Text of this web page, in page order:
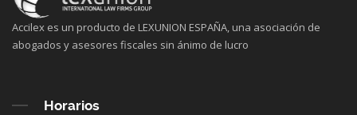
Accilex es un producto de LEXUNION ESPAÑA, una asociación de
abogados y asesores fiscales sin ánimo de lucro
Horarios